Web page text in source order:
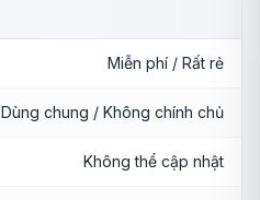
Miễn phí / Rất rẻ
Dùng chung / Không chính chủ
Không thể cập nhật